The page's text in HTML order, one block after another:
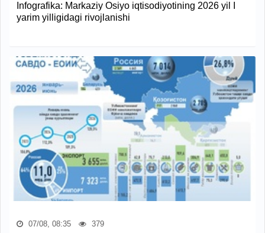
Infografika: Markaziy Osiyo iqtisodiyotining 2026 yil I
yarim yilligidagi rivojlanishi
07/08, 08:35 379